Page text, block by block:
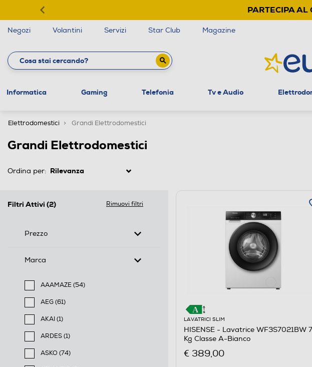
PARTECIPA AL
Negozi Volantini Servizi Star Club Magazine
Informatica Gaming Telefonia Tv e Audio
Elettrodomestici Grandi Elettrodomestici
Grandi Elettrodomestici
Ordina per:
Filtri Attivi (2) Rimuovi filtri
Prezzo
Marca
AAAMAZE (54)
Filtra per Marca: AAAMAZE
AEG (61)
Filtra per Marca: AEG
AKAI (1)
Filtra per Marca: AKAI
ARDES (1)
Filtra per Marca: ARDES
ASKO (74)
Filtra per Marca: ASKO
LAVATRICI SLIM
HISENSE - Lavatrice WF3S7021BW 7
Kg Classe A-Bianco
€ 389,00